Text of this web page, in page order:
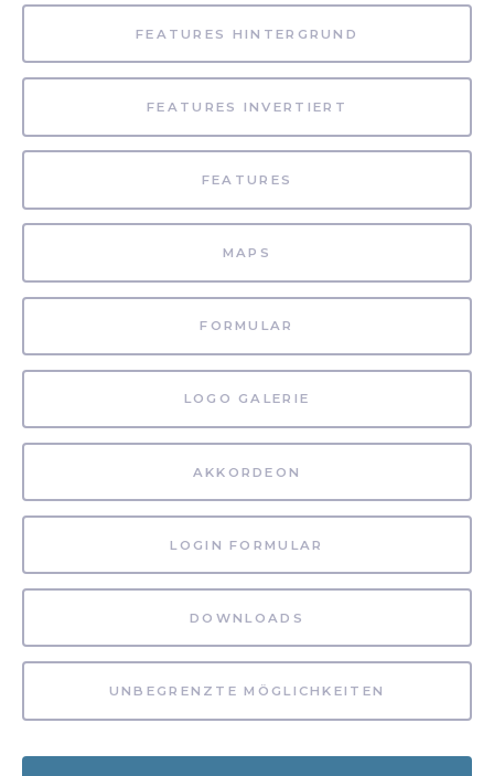
FEATURES HINTERGRUND
FEATURES INVERTIERT
FEATURES
MAPS
FORMULAR
LOGO GALERIE
AKKORDEON
LOGIN FORMULAR
DOWNLOADS
UNBEGRENZTE MÖGLICHKEITEN